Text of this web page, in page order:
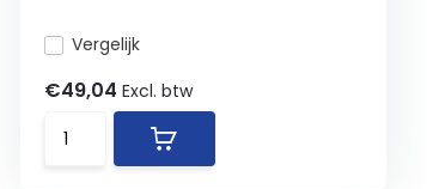
Vergelijk
€49,04 Excl. btw